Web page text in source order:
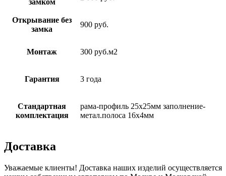
Открывание без
замка
900 руб.
Монтаж 300 руб.м2
Гарантия 3 года
Стандартная
комплектация
рама-профиль 25х25мм заполнение-
метал.полоса 16х4мм
Доставка
Уважаемые клиенты! Доставка наших изделий осуществляется